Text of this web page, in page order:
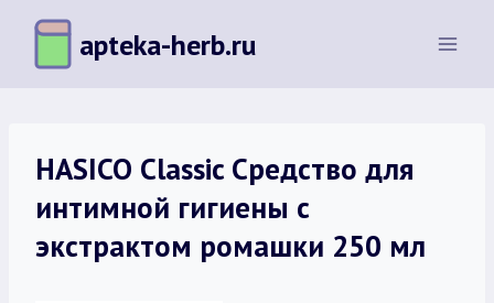
Перейти
содержимому
apteka-herb.ru
HASICO Classic Средство для
интимной гигиены с
экстрактом ромашки 250 мл